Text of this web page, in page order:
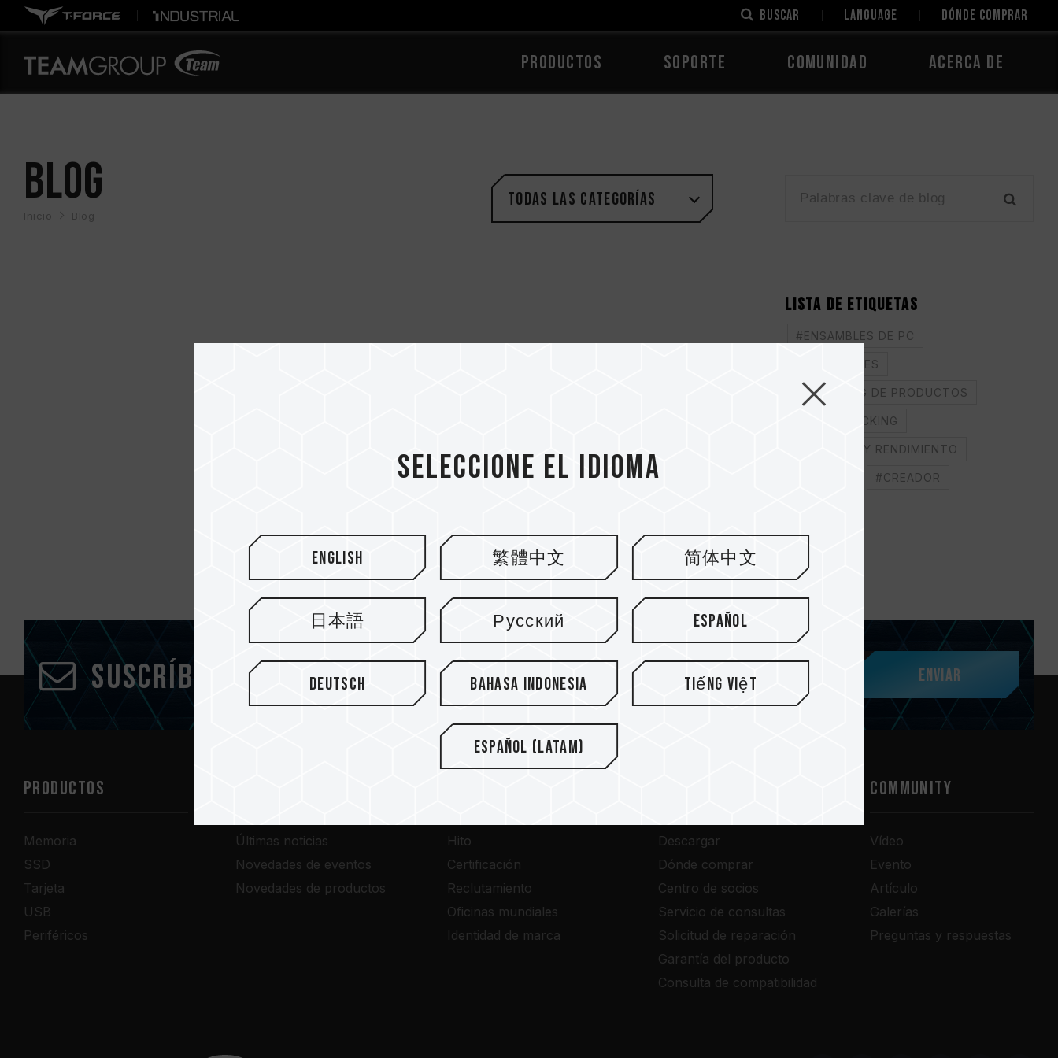
Buscar LANGUAGE Dónde comprar
PRODUCTOS Soporte Comunidad Acerca de
BLOG
Inicio Blog
Todas las categorías
LISTA DE ETIQUETAS
#ENSAMBLES DE PC
#TUTORIALES
#UNBOXING DE PRODUCTOS
#OVERCLOCKING
#REVISIÓN Y RENDIMIENTO
#CREADOR
Suscríbete al boletín Enviar
PRODUCTOS
Memoria
SSD
Tarjeta
USB
Periféricos
Últimas noticias
Novedades de eventos
Novedades de productos
Hito
Certificación
Reclutamiento
Oficinas mundiales
Identidad de marca
Descargar
Dónde comprar
Centro de socios
Servicio de consultas
Solicitud de reparación
Garantía del producto
Consulta de compatibilidad
COMMUNITY
Vídeo
Evento
Artículo
Galerías
Preguntas y respuestas
Seleccione el idioma
English 繁體中文 简体中文
日本語 Русский Español
Deutsch Bahasa Indonesia Tiếng Việt
Español (Latam)